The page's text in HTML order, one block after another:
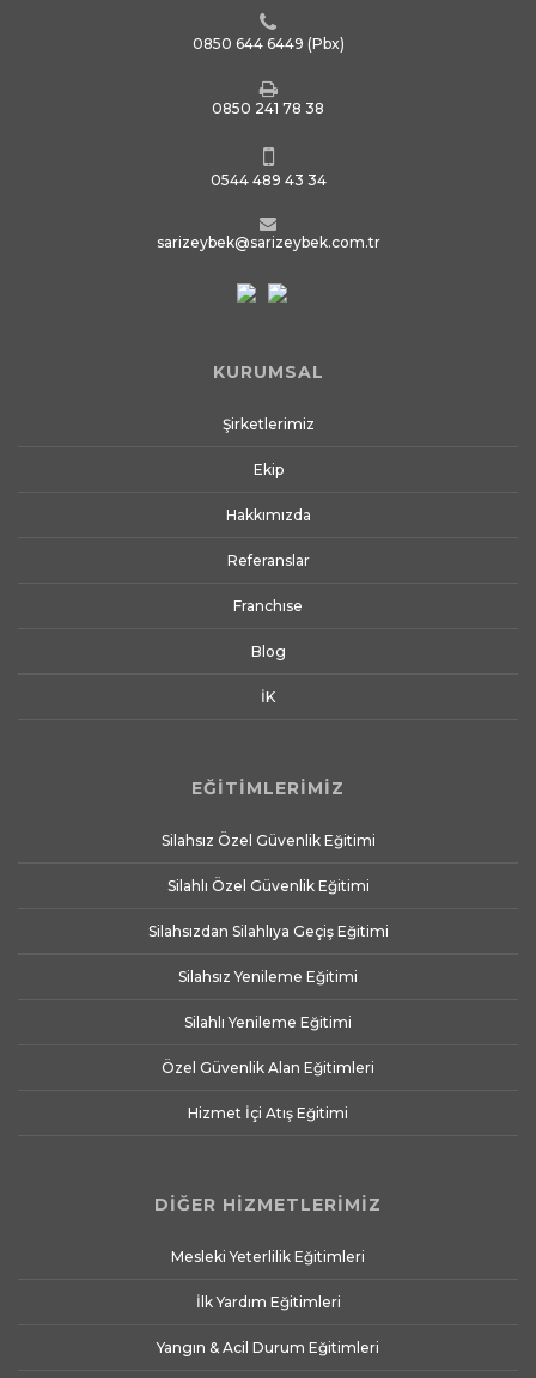
0850 644 6449 (Pbx)
0850 241 78 38
0544 489 43 34
sarizeybek@sarizeybek.com.tr
KURUMSAL
Şirketlerimiz
Ekip
Hakkımızda
Referanslar
Franchıse
Blog
İK
EĞİTİMLERİMİZ
Silahsız Özel Güvenlik Eğitimi
Silahlı Özel Güvenlik Eğitimi
Silahsızdan Silahlıya Geçiş Eğitimi
Silahsız Yenileme Eğitimi
Silahlı Yenileme Eğitimi
Özel Güvenlik Alan Eğitimleri
Hizmet İçi Atış Eğitimi
DİĞER HİZMETLERİMİZ
Mesleki Yeterlilik Eğitimleri
İlk Yardım Eğitimleri
Yangın & Acil Durum Eğitimleri